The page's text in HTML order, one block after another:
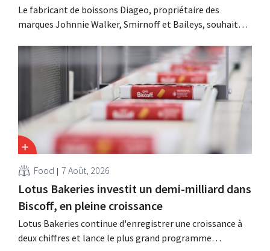
Le fabricant de boissons Diageo, propriétaire des
marques Johnnie Walker, Smirnoff et Baileys, souhaite,
considérablement ses coûts tout en investissant dans la
croissance, notamment pour Guinness et les cocktails
prêts à boire.
Food 7 Août, 2026
Lotus Bakeries investit un demi-milliard dans
Biscoff, en pleine croissance
Lotus Bakeries continue d'enregistrer une croissance à
deux chiffres et lance le plus grand programme